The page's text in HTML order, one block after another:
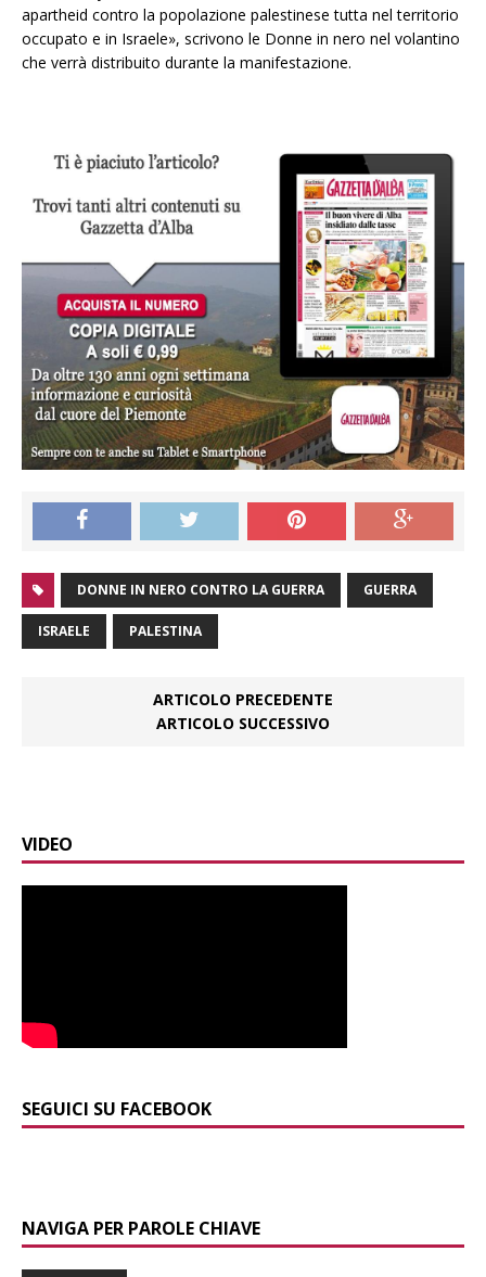
apartheid contro la popolazione palestinese tutta nel territorio
occupato e in Israele», scrivono le Donne in nero nel volantino
che verrà distribuito durante la manifestazione.
DONNE IN NERO CONTRO LA GUERRA GUERRA
ISRAELE PALESTINA
ARTICOLO PRECEDENTE
ARTICOLO SUCCESSIVO
VIDEO
SEGUICI SU FACEBOOK
NAVIGA PER PAROLE CHIAVE